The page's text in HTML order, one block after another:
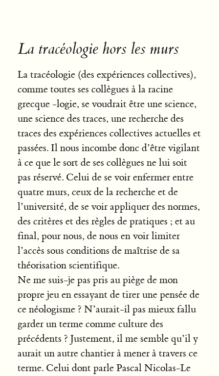
La tracéologie hors les murs
La tracéologie (des expériences collectives),
comme toutes ses collègues à la racine
grecque -logie, se voudrait être une science,
une science des traces, une recherche des
traces des expériences collectives actuelles et
passées. Il nous incombe donc d’être vigilant
à ce que le sort de ses collègues ne lui soit
pas réservé. Celui de se voir enfermer entre
quatre murs, ceux de la recherche et de
l’université, de se voir appliquer des normes,
des critères et des règles de pratiques ; et au
final, pour nous, de nous en voir limiter
l’accès sous conditions de maîtrise de sa
théorisation scientifique.
Ne me suis-je pas pris au piège de mon
propre jeu en essayant de tirer une pensée de
ce néologisme ? N’aurait-il pas mieux fallu
garder un terme comme culture des
précédents ? Justement, il me semble qu’il y
aurait un autre chantier à mener à travers ce
terme. Celui dont parle Pascal Nicolas-Le